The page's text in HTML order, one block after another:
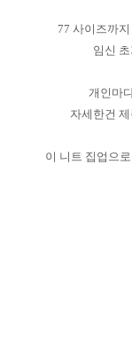
77 사이즈까
임신
개인마
자세한건
이 니트 집업으